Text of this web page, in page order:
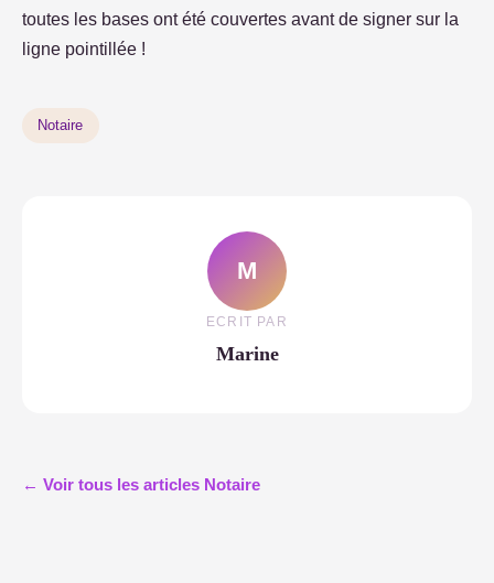
toutes les bases ont été couvertes avant de signer sur la
ligne pointillée !
Notaire
M
ECRIT PAR
Marine
← Voir tous les articles Notaire